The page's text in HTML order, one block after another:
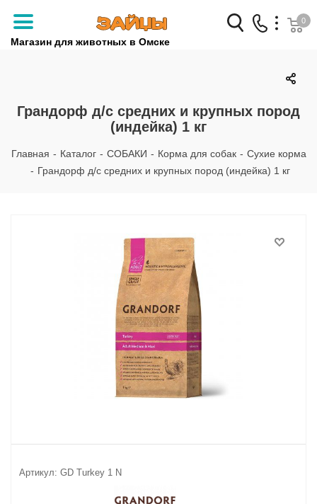
Магазин для животных в Омске
Заказать звонок
+7 (950) 959-88-32
0
Грандорф д/с средних и крупных пород
(индейка) 1 кг
Главная - Каталог - СОБАКИ - Корма для собак - Сухие корма
- Грандорф д/с средних и крупных пород (индейка) 1 кг
Артикул: GD Turkey 1 N